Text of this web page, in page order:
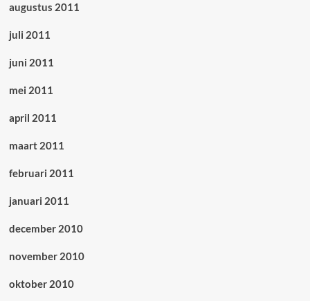
augustus 2011
juli 2011
juni 2011
mei 2011
april 2011
maart 2011
februari 2011
januari 2011
december 2010
november 2010
oktober 2010